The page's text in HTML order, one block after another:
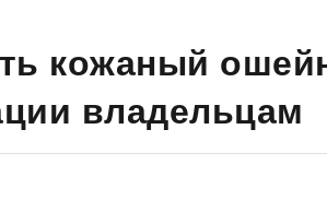
кожаный
владельцам